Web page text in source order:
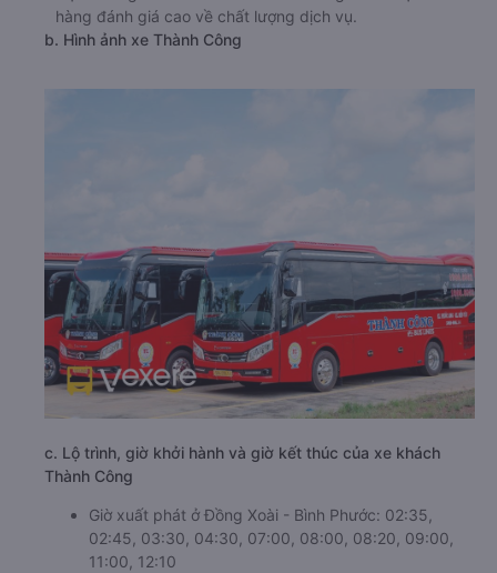
hàng đánh giá cao về chất lượng dịch vụ.
b. Hình ảnh xe Thành Công
c. Lộ trình, giờ khởi hành và giờ kết thúc của xe khách
Thành Công
Giờ xuất phát ở Đồng Xoài - Bình Phước: 02:35,
02:45, 03:30, 04:30, 07:00, 08:00, 08:20, 09:00,
11:00, 12:10